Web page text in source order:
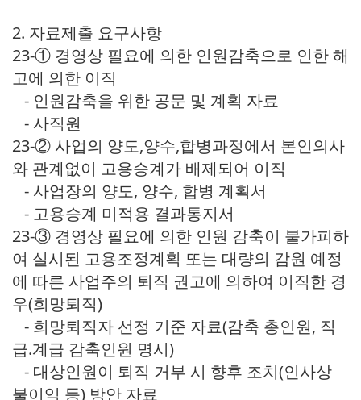
2. 자료제출 요구사항
23-① 경영상 필요에 의한 인원감축으로 인한 해
고에 의한 이직
- 인원감축을 위한 공문 및 계획 자료
- 사직원
23-② 사업의 양도,양수,합병과정에서 본인의사
와 관계없이 고용승계가 배제되어 이직
- 사업장의 양도, 양수, 합병 계획서
- 고용승계 미적용 결과통지서
23-③ 경영상 필요에 의한 인원 감축이 불가피하
여 실시된 고용조정계획 또는 대량의 감원 예정
에 따른 사업주의 퇴직 권고에 의하여 이직한 경
우(희망퇴직)
- 희망퇴직자 선정 기준 자료(감축 총인원, 직
급.계급 감축인원 명시)
- 대상인원이 퇴직 거부 시 향후 조치(인사상
불이익 등) 방안 자료